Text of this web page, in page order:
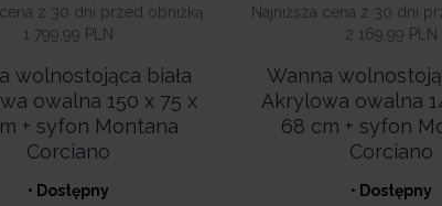
z 30 dni przed obniżką:
1 799,99 PLN
wolnostojąca biała
owalna 150 x 75 x
+ syfon Montana
Corciano
• Dostępny
Najniższa cena z 30 dni
2 169,99 PLN
Wanna
Akrylowa owalna
68 cm + syfon
Corciano
• Dostępny